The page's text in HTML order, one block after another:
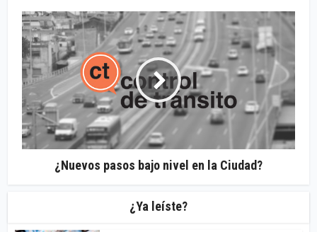
¿Nuevos pasos bajo nivel en la Ciudad?
¿Ya leíste?